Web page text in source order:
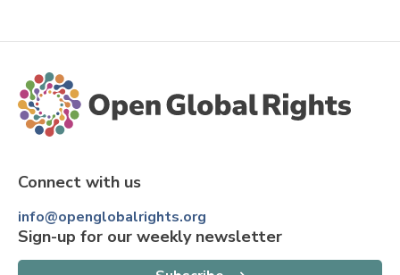
Connect with us
info@openglobalrights.org
Sign-up for our weekly newsletter